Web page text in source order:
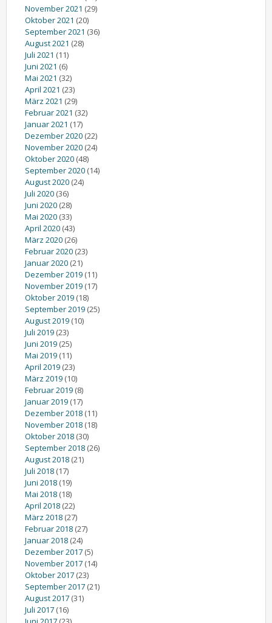
November 2021 (29)
Oktober 2021 (20)
September 2021 (36)
August 2021 (28)
Juli 2021 (11)
Juni 2021 (6)
Mai 2021 (32)
April 2021 (23)
März 2021 (29)
Februar 2021 (32)
Januar 2021 (17)
Dezember 2020 (22)
November 2020 (24)
Oktober 2020 (48)
September 2020 (14)
August 2020 (24)
Juli 2020 (36)
Juni 2020 (28)
Mai 2020 (33)
April 2020 (43)
März 2020 (26)
Februar 2020 (23)
Januar 2020 (21)
Dezember 2019 (11)
November 2019 (17)
Oktober 2019 (18)
September 2019 (25)
August 2019 (10)
Juli 2019 (23)
Juni 2019 (25)
Mai 2019 (11)
April 2019 (23)
März 2019 (10)
Februar 2019 (8)
Januar 2019 (17)
Dezember 2018 (11)
November 2018 (18)
Oktober 2018 (30)
September 2018 (26)
August 2018 (21)
Juli 2018 (17)
Juni 2018 (19)
Mai 2018 (18)
April 2018 (22)
März 2018 (27)
Februar 2018 (27)
Januar 2018 (24)
Dezember 2017 (5)
November 2017 (14)
Oktober 2017 (23)
September 2017 (21)
August 2017 (31)
Juli 2017 (16)